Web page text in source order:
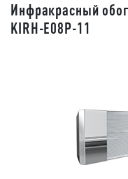
Инфракрасный
KIRH-E08P-11